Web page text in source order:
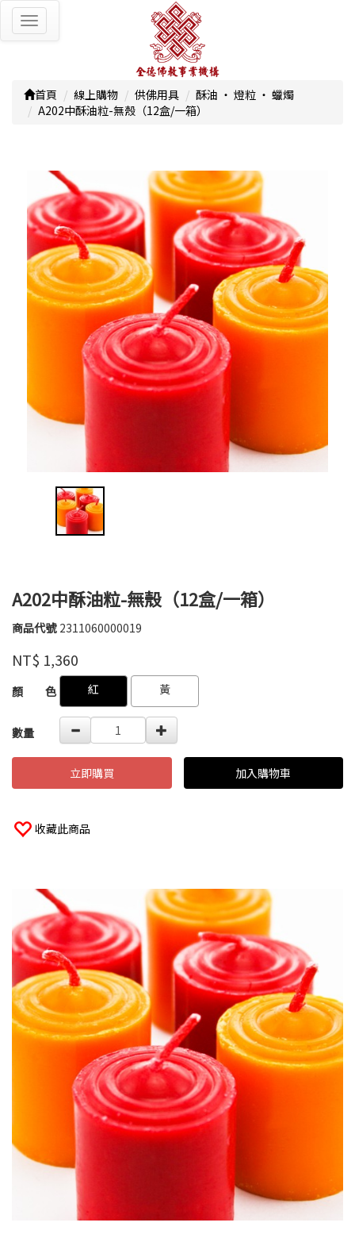
Toggle
navigation
首頁 線上購物 供佛用具
酥油 ‧ 燈粒 ‧ 蠟燭
A202中酥油粒-無殼（12盒/一箱）
A202中酥油粒-無殼（12盒/一箱）
商品代號 2311060000019
2311060000019
品牌
國
NT$ 1,360
GOODS000000000000000850497 GOODS000000000000000851381
顏 色 紅 黃
數量
立即購買 加入購物車
收藏此商品